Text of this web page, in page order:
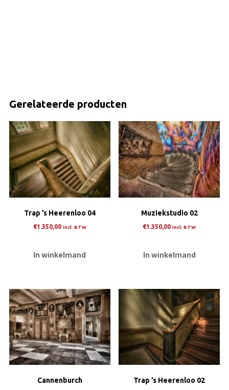
Gerelateerde producten
Trap ’s Heerenloo 04
€1.350,00 incl. BTW
In winkelmand
Muziekstudio 02
€1.350,00 incl. BTW
In winkelmand
Cannenburch Trap ’s Heerenloo 02